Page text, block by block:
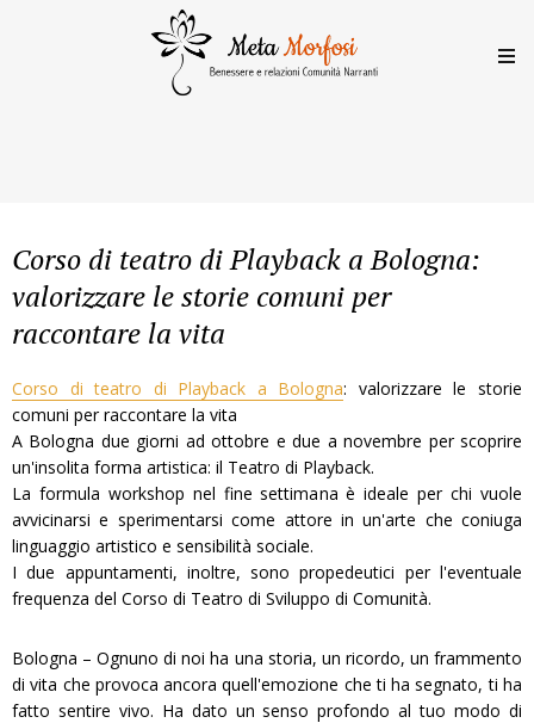
Corso di teatro di Playback a Bologna:
valorizzare le storie comuni per
raccontare la vita
Corso di teatro di Playback a Bologna: valorizzare le storie
comuni per raccontare la vita
A Bologna due giorni ad ottobre e due a novembre per scoprire
un'insolita forma artistica: il Teatro di Playback.
La formula workshop nel fine settimana è ideale per chi vuole
avvicinarsi e sperimentarsi come attore in un'arte che coniuga
linguaggio artistico e sensibilità sociale.
I due appuntamenti, inoltre, sono propedeutici per l'eventuale
frequenza del Corso di Teatro di Sviluppo di Comunità.
Bologna – Ognuno di noi ha una storia, un ricordo, un frammento
di vita che provoca ancora quell'emozione che ti ha segnato, ti ha
fatto sentire vivo. Ha dato un senso profondo al tuo modo di